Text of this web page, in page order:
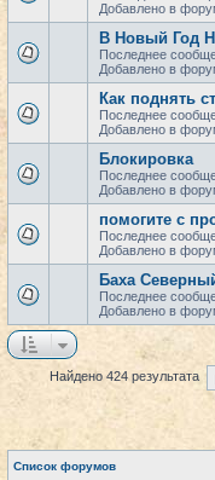
Добавлено в
В Новый Год
Последнее
Добавлено в
Как поднять
Последнее
Добавлено в
Блокировка
Последнее
Добавлено в
помогите с
Последнее
Добавлено в
Баха
Последнее
Добавлено в
Найдено 424 результата
Список форумов